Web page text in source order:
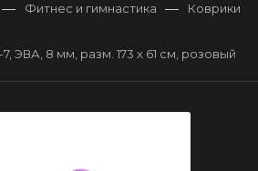
— Фитнес и гимнастика — Коврики
ЭВА, 8 мм, разм. 173 х 61 см, розовый